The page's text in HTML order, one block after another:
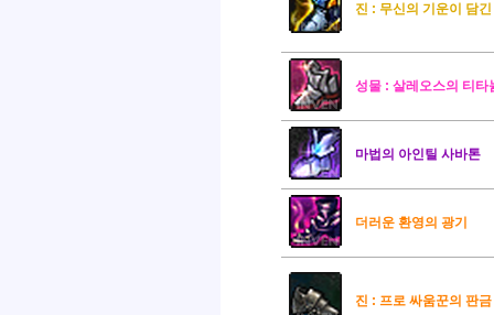
진 : 무신의 기운이 담
성물 : 살레오스의 티타
마법의 아인틸 사바톤
더러운 환영의 광기
진 : 프로 싸움꾼의 판